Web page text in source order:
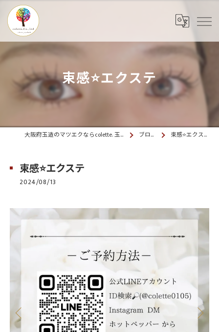
束感⭐️エクステ
大阪府玉造のマツエクならcolette. 玉造 ブログ 束感⭐️エクステ
束感⭐️エクステ
2024/08/13